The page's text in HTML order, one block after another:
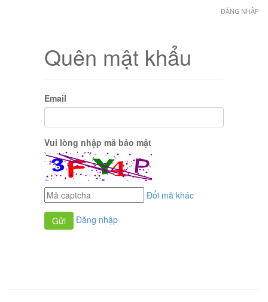
ĐĂNG NHẬP
Quên mật khẩu
Email
Vui lòng nhập mã bảo mật
Đổi mã khác
Đăng nhập